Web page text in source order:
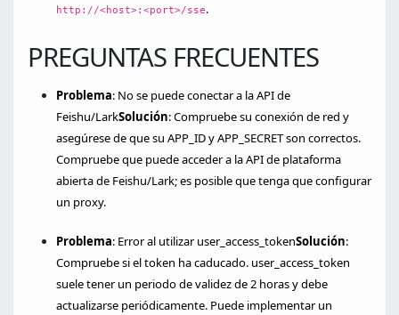
http://<host>:<port>/sse.
PREGUNTAS FRECUENTES
Problema: No se puede conectar a la API de
Feishu/LarkSolución: Compruebe su conexión de red y
asegúrese de que su APP_ID y APP_SECRET son correctos.
Compruebe que puede acceder a la API de plataforma
abierta de Feishu/Lark; es posible que tenga que configurar
un proxy.
Problema: Error al utilizar user_access_tokenSolución:
Compruebe si el token ha caducado. user_access_token
suele tener un periodo de validez de 2 horas y debe
actualizarse periódicamente. Puede implementar un